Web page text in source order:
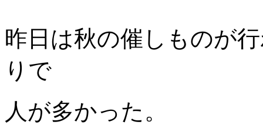
昨日は秋の催しものが
りで
人が多かった。